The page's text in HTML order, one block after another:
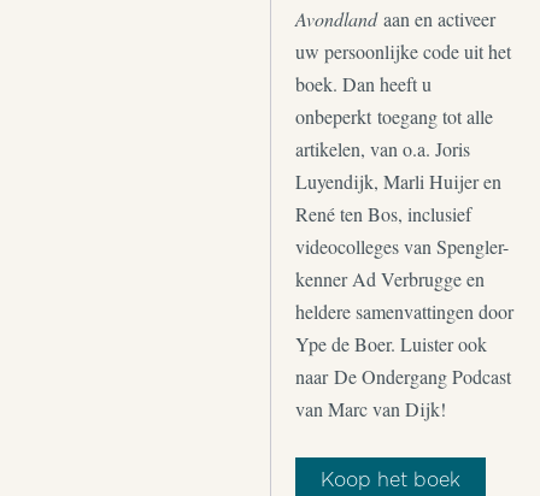
Avondlandaan en activeer
uw persoonlijke code uit het
boek. Dan heeft u
onbeperkt toegang tot alle
artikelen, van o.a. Joris
Luyendijk, Marli Huijer en
René ten Bos, inclusief
videocolleges van Spengler-
kenner Ad Verbrugge en
heldere samenvattingen door
Ype de Boer. Luister ook
naar De Ondergang Podcast
van Marc van Dijk!
Koop het boek